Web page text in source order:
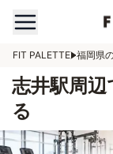
FIT PALETTE 福岡県
志井駅周
る